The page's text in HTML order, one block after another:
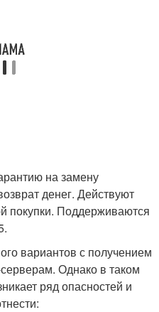
на замену
денег. Действуют
покупки. Поддерживаются
вариантов с получением
Однако в таком
ряд опасностей и